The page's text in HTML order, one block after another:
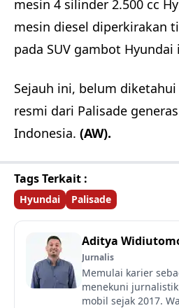
mesin 4 silinder 2.500 cc
mesin diesel diperkirakan
pada SUV gambot Hyundai
Sejauh ini, belum
resmi dari Palisade
Indonesia. (AW).
Tags Terkait :
Hyundai Palisade
Aditya
Jurnalis
Memulai karier
menekuni
mobil sejak 2017.